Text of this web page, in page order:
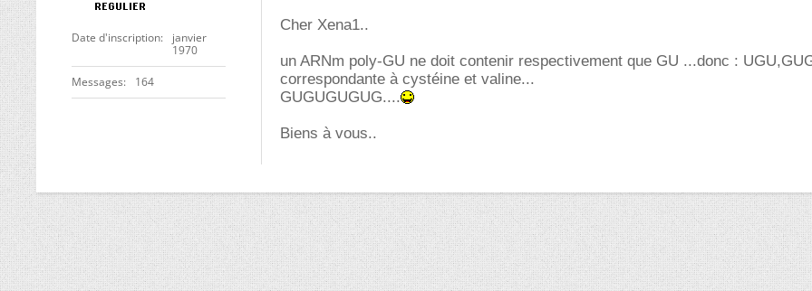
Date d'inscription
janvier
1970
Messages 164
Cher Xena1..
un ARNm poly-GU ne doit contenir respectivement que GU ...donc :
correspondante à cystéine et valine...
GUGUGUGUG....
Biens à vous..